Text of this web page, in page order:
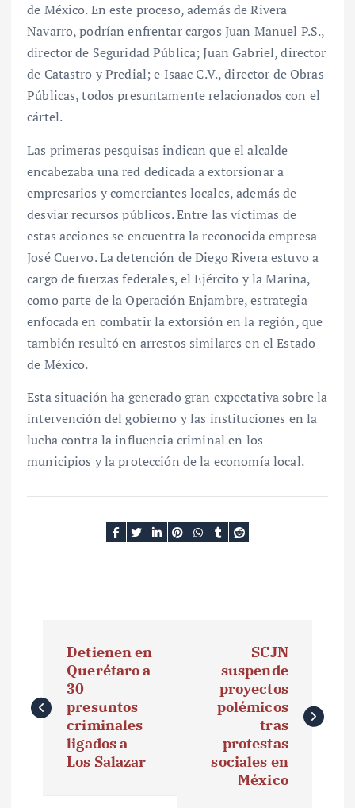
de México. En este proceso, además de Rivera
Navarro, podrían enfrentar cargos Juan Manuel P.S.,
director de Seguridad Pública; Juan Gabriel, director
de Catastro y Predial; e Isaac C.V., director de Obras
Públicas, todos presuntamente relacionados con el
cártel.
Las primeras pesquisas indican que el alcalde
encabezaba una red dedicada a extorsionar a
empresarios y comerciantes locales, además de
desviar recursos públicos. Entre las víctimas de
estas acciones se encuentra la reconocida empresa
José Cuervo. La detención de Diego Rivera estuvo a
cargo de fuerzas federales, el Ejército y la Marina,
como parte de la Operación Enjambre, estrategia
enfocada en combatir la extorsión en la región, que
también resultó en arrestos similares en el Estado
de México.
Esta situación ha generado gran expectativa sobre la
intervención del gobierno y las instituciones en la
lucha contra la influencia criminal en los
municipios y la protección de la economía local.
v
Detienen en
Querétaro a
30
presuntos
criminales
ligados a
Los Salazar
SCJN
suspende
proyectos
polémicos
tras
protestas
sociales en
México